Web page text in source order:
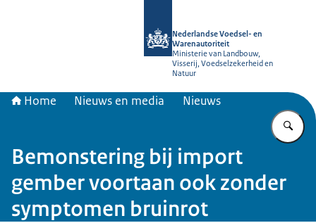
Nederlandse Voedsel- en
Warenautoriteit
Ministerie van Landbouw,
Visserij, Voedselzekerheid en
Natuur
Home Nieuws en media Nieuws
Bemonstering bij import
gember voortaan ook zonder
symptomen bruinrot